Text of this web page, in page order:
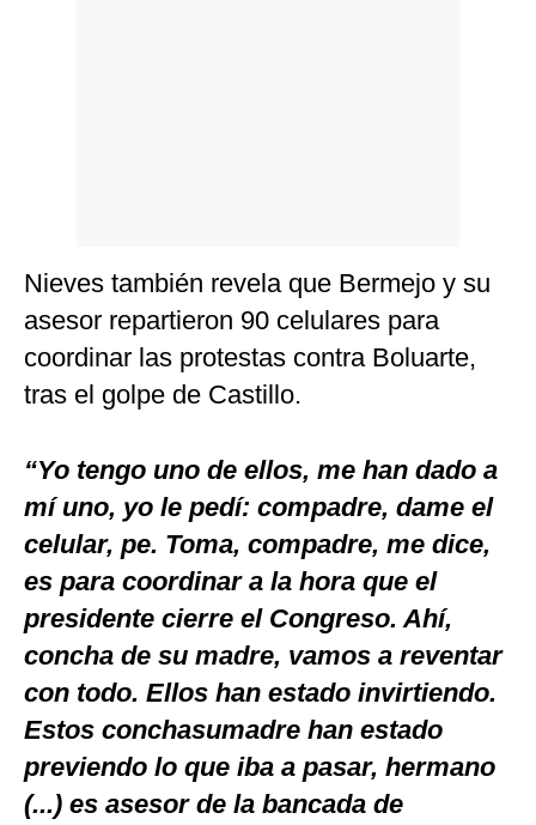
Nieves también revela que Bermejo y su
asesor repartieron 90 celulares para
coordinar las protestas contra Boluarte,
tras el golpe de Castillo.
“Yo tengo uno de ellos, me han dado a
mí uno, yo le pedí: compadre, dame el
celular, pe. Toma, compadre, me dice,
es para coordinar a la hora que el
presidente cierre el Congreso. Ahí,
concha de su madre, vamos a reventar
con todo. Ellos han estado invirtiendo.
Estos conchasumadre han estado
previendo lo que iba a pasar, hermano
(...) es asesor de la bancada de